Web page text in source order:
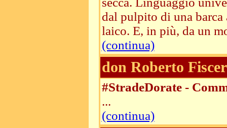
dal pulpito di una barca
laico. E, in più, da un
(continua)
don Roberto Fiscer
#StradeDorate -
...
(continua)